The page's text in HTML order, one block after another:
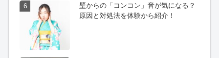
6
壁からの「コンコン」音が気になる？
原因と対処法を体験から紹介！